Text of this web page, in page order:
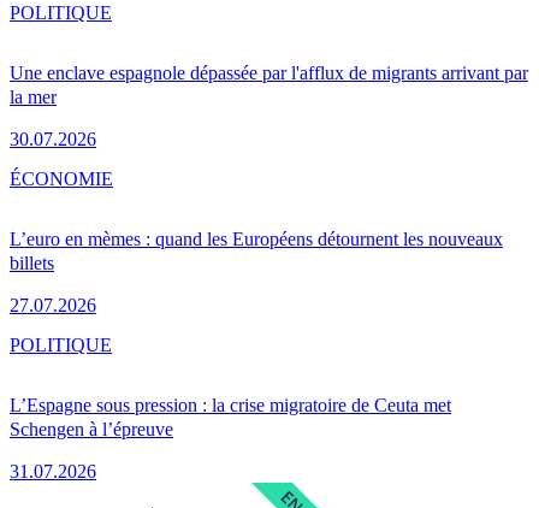
Une enclave espagnole dépassée par l'afflux de migrants arrivant par
la mer
30.07.2026
POLITIQUE
L’euro en mèmes : quand les Européens détournent les nouveaux
billets
27.07.2026
ÉCONOMIE
L’Espagne sous pression : la crise migratoire de Ceuta met
Schengen à l’épreuve
31.07.2026
POLITIQUE